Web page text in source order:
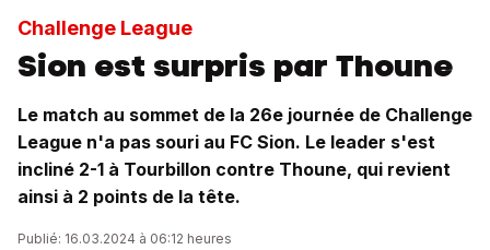
Challenge League
Sion est surpris par Thoune
Le match au sommet de la 26e journée de Challenge
League n'a pas souri au FC Sion. Le leader s'est
incliné 2-1 à Tourbillon contre Thoune, qui revient
ainsi à 2 points de la tête.
Publié: 16.03.2024 à 06:12 heures